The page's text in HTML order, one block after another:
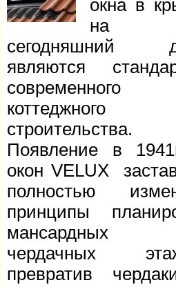
окна в
на
сегодняшний
являются
современного
коттеджного
строительства.
Появление в
окон VELUX
полностью
принципы
чердачных
превратив